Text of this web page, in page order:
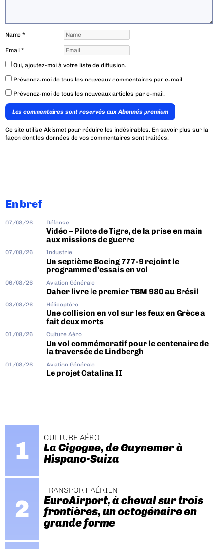
Name*
Email*
Oui, ajoutez-moi à votre liste de diffusion.
Prévenez-moi de tous les nouveaux commentaires par e-mail.
Prévenez-moi de tous les nouveaux articles par e-mail.
Les commentaires sont reservés aux Abonnés premium
Ce site utilise Akismet pour réduire les indésirables. En savoir plus sur la
façon dont les données de vos commentaires sont traitées.
En bref
07/08/26 Défense
Vidéo – Pilote de Tigre, de la prise en main
aux missions de guerre
07/08/26 Industrie
Un septième Boeing 777-9 rejoint le
programme d’essais en vol
06/08/26 Aviation Générale
Daher livre le premier TBM 980 au Brésil
03/08/26 Hélicoptère
Une collision en vol sur les feux en Grèce a
fait deux morts
01/08/26 Culture Aéro
Un vol commémoratif pour le centenaire de
la traversée de Lindbergh
01/08/26 Aviation Générale
Le projet Catalina II
CULTURE AÉRO
La Cigogne, de Guynemer à
Hispano-Suiza
TRANSPORT AÉRIEN
EuroAirport, à cheval sur trois
frontières, un octogénaire en
grande forme